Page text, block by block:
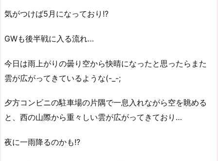
気がつけば5月になっており!?
GWも後半戦に入る流れ…
今日は雨上がりの曇り空から快晴になったと思ったらまた
雲が広がってきているような(-_-;
夕方コンビニの駐車場の片隅で一息入れながら空を眺める
と、西の山際から重々しい雲が広がってきており…
夜に一雨降るのかも!?